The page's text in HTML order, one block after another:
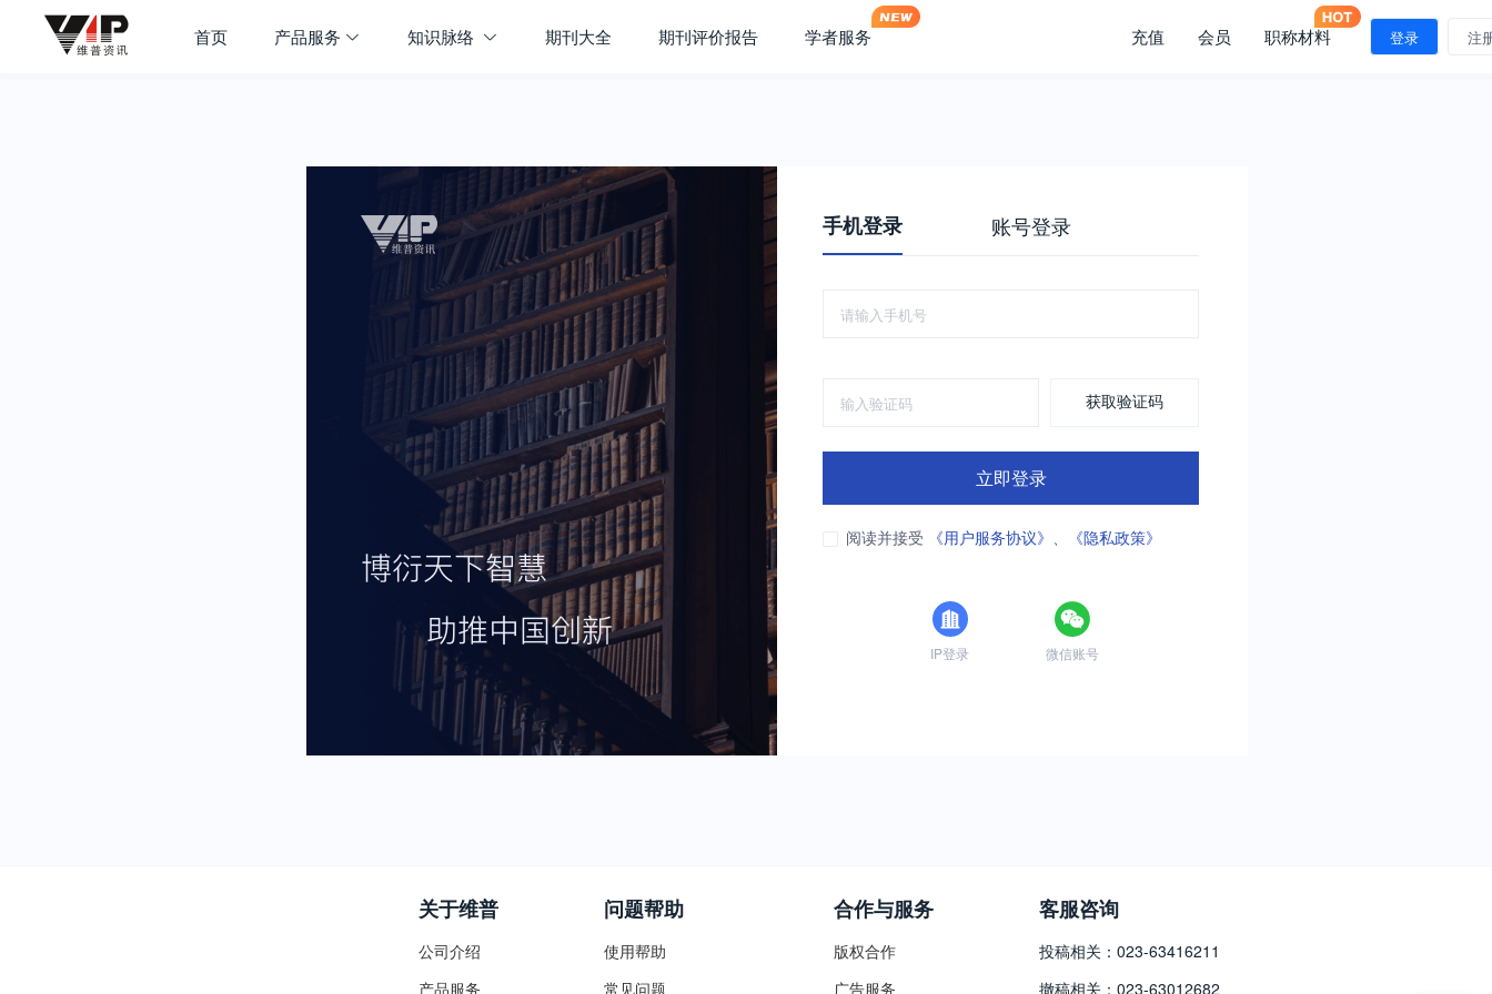
首页 产品服务 知识脉络 期刊大全 期刊评价报告 学者服务 充值 会员 职称材料 登录 注
手机登录 账号登录
获取验证码
立即登录
阅读并接受 《用户服务协议》 、 《隐私政策》
IP登录 微信账号
关于维普
公司介绍
产品服务
问题帮助
使用帮助
常见问题
合作与服务
版权合作
广告服务
客服咨询
投稿相关：023-63416211
撤稿相关：023-63012682